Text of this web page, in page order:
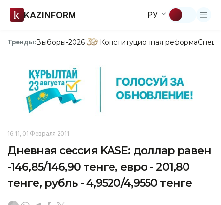
KAZINFORM РУ
Тренды:Выборы-2026 Конституционная реформа
16:11, 01 Февраля 2011
Дневная сессия KASE: доллар равен
-146,85/146,90 тенге, евро - 201,80
тенге, рубль - 4,9520/4,9550 тенге